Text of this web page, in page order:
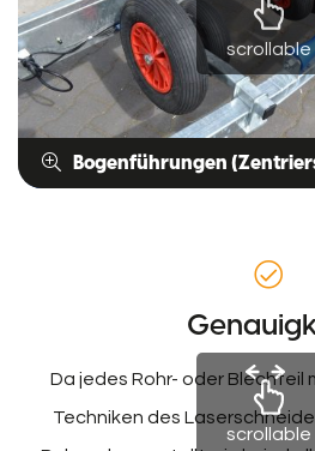
Bogenführungen
scrollable
Da jedes Rohr- oder Blechteil
Techniken des
scrollable